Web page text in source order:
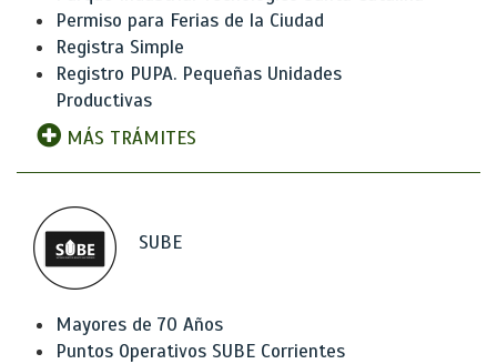
Permiso para Ferias de la Ciudad
Registra Simple
Registro PUPA. Pequeñas Unidades
Productivas
MÁS TRÁMITES
SUBE
Mayores de 70 Años
Puntos Operativos SUBE Corrientes